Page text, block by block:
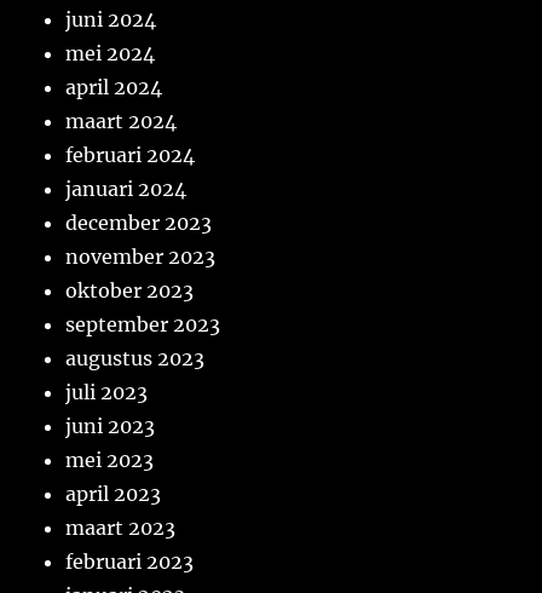
juni 2024
mei 2024
april 2024
maart 2024
februari 2024
januari 2024
december 2023
november 2023
oktober 2023
september 2023
augustus 2023
juli 2023
juni 2023
mei 2023
april 2023
maart 2023
februari 2023